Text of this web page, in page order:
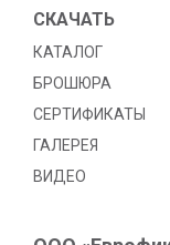
СКАЧАТЬ
КАТАЛОГ
БРОШЮРА
СЕРТИФИКАТЫ
ГАЛЕРЕЯ
ВИДЕО